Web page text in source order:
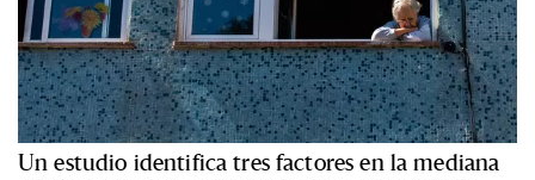
Un estudio identifica tres factores en la mediana